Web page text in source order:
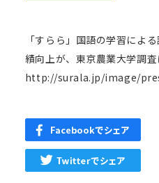
「すらら」国語の学習によ
績向上が、東京農業大学調査
http://surala.jp/image/